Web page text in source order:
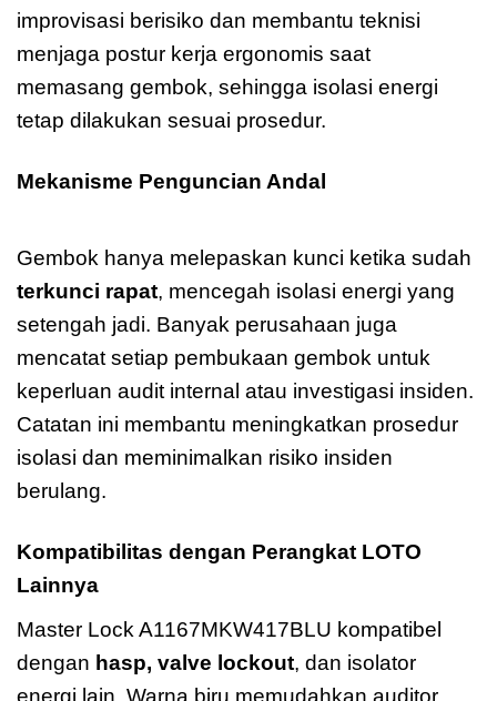
improvisasi berisiko dan membantu teknisi
menjaga postur kerja ergonomis saat
memasang gembok, sehingga isolasi energi
tetap dilakukan sesuai prosedur.
Mekanisme Penguncian Andal
Gembok hanya melepaskan kunci ketika sudah
terkunci rapat, mencegah isolasi energi yang
setengah jadi. Banyak perusahaan juga
mencatat setiap pembukaan gembok untuk
keperluan audit internal atau investigasi insiden.
Catatan ini membantu meningkatkan prosedur
isolasi dan meminimalkan risiko insiden
berulang.
Kompatibilitas dengan Perangkat LOTO
Lainnya
Master Lock A1167MKW417BLU kompatibel
dengan hasp, valve lockout, dan isolator
energi lain. Warna biru memudahkan auditor